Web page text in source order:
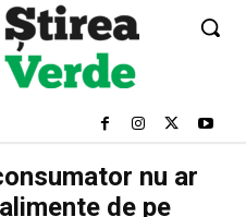
nu ar
de pe